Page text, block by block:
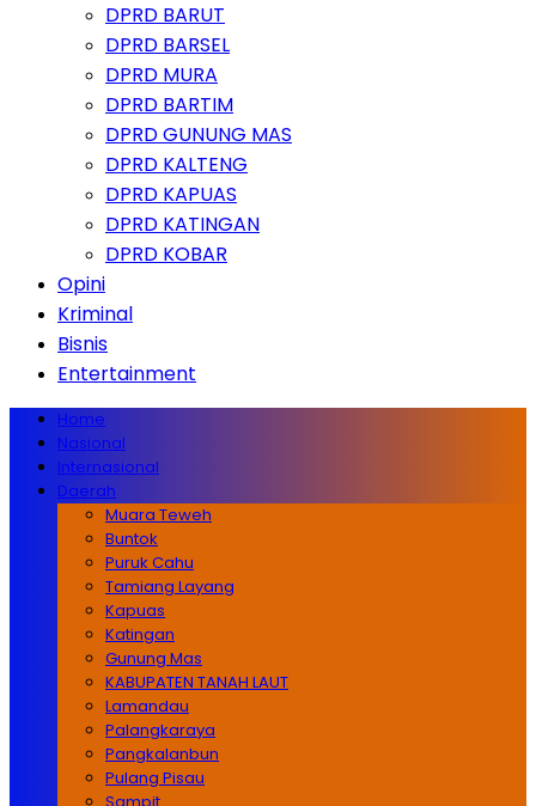
DPRD BARUT
DPRD BARSEL
DPRD MURA
DPRD BARTIM
DPRD GUNUNG MAS
DPRD KALTENG
DPRD KAPUAS
DPRD KATINGAN
DPRD KOBAR
Opini
Kriminal
Bisnis
Entertainment
Home
Nasional
Internasional
Daerah
Muara Teweh
Buntok
Puruk Cahu
Tamiang Layang
Kapuas
Katingan
Gunung Mas
KABUPATEN TANAH LAUT
Lamandau
Palangkaraya
Pangkalanbun
Pulang Pisau